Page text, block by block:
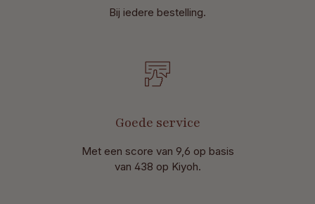
Bij iedere bestelling.
Goede service
Met een score van 9,6 op basis
van 438 op Kiyoh.